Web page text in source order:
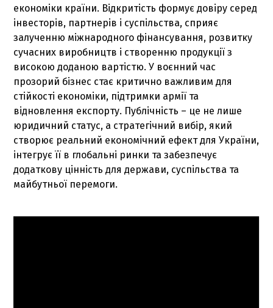
економіки країни. Відкритість формує довіру серед
інвесторів, партнерів і суспільства, сприяє
залученню міжнародного фінансування, розвитку
сучасних виробництв і створенню продукції з
високою доданою вартістю. У воєнний час
прозорий бізнес стає критично важливим для
стійкості економіки, підтримки армії та
відновлення експорту. Публічність – це не лише
юридичний статус, а стратегічний вибір, який
створює реальний економічний ефект для України,
інтегрує її в глобальні ринки та забезпечує
додаткову цінність для держави, суспільства та
майбутньої перемоги.